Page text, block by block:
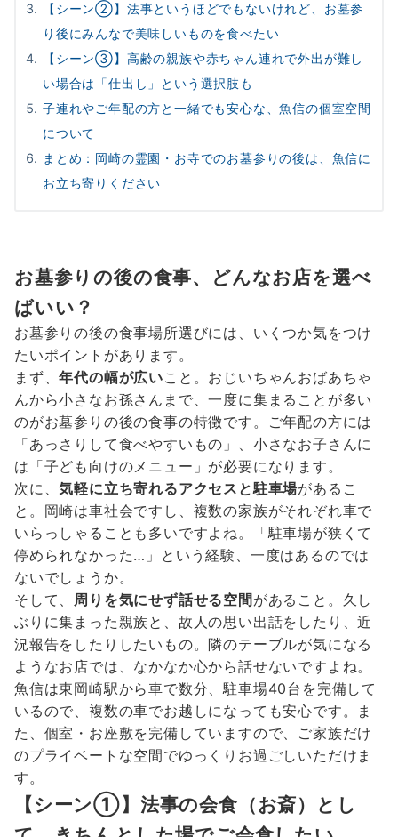
【シーン②】法事というほどでもないけれど、お墓参
り後にみんなで美味しいものを食べたい
【シーン③】高齢の親族や赤ちゃん連れで外出が難し
い場合は「仕出し」という選択肢も
子連れやご年配の方と一緒でも安心な、魚信の個室空間
について
まとめ：岡崎の霊園・お寺でのお墓参りの後は、魚信に
お立ち寄りください
お墓参りの後の食事、どんなお店を選べ
ばいい？
お墓参りの後の食事場所選びには、いくつか気をつけ
たいポイントがあります。
まず、年代の幅が広いこと。おじいちゃんおばあちゃ
んから小さなお孫さんまで、一度に集まることが多い
のがお墓参りの後の食事の特徴です。ご年配の方には
「あっさりして食べやすいもの」、小さなお子さんに
は「子ども向けのメニュー」が必要になります。
次に、気軽に立ち寄れるアクセスと駐車場があるこ
と。岡崎は車社会ですし、複数の家族がそれぞれ車で
いらっしゃることも多いですよね。「駐車場が狭くて
停められなかった…」という経験、一度はあるのでは
ないでしょうか。
そして、 周りを気にせず話せる空間 があること。久し
ぶりに集まった親族と、故人の思い出話をしたり、近
況報告をしたりしたいもの。隣のテーブルが気になる
ようなお店では、なかなか心から話せないですよね。
魚信は東岡崎駅から車で数分、駐車場40台を完備して
いるので、複数の車でお越しになっても安心です。ま
た、個室・お座敷を完備していますので、ご家族だけ
のプライベートな空間でゆっくりお過ごしいただけま
す。
【シーン①】法事の会食（お斎）とし